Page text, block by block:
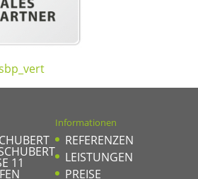
11
Informationen
REFERENZEN
LEISTUNGEN
PREISE